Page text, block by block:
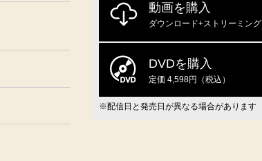
動画を購入
ダウンロード+ストリーミング
DVDを購入
定価 4,598円（税込）
※配信日と発売日が異なる場合があります